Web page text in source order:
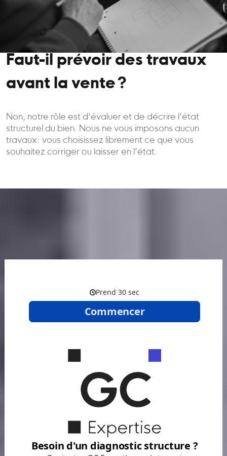
Faut-il prévoir des travaux
avant la vente ?
Non, notre rôle est d’évaluer et de décrire l’état
structurel du bien. Nous ne vous imposons aucun
travaux : vous choisissez librement ce que vous
souhaitez corriger ou laisser en l’état.